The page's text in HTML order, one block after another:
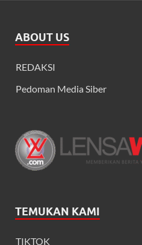
ABOUT US
REDAKSI
Pedoman Media Siber
TEMUKAN KAMI
TIKTOK